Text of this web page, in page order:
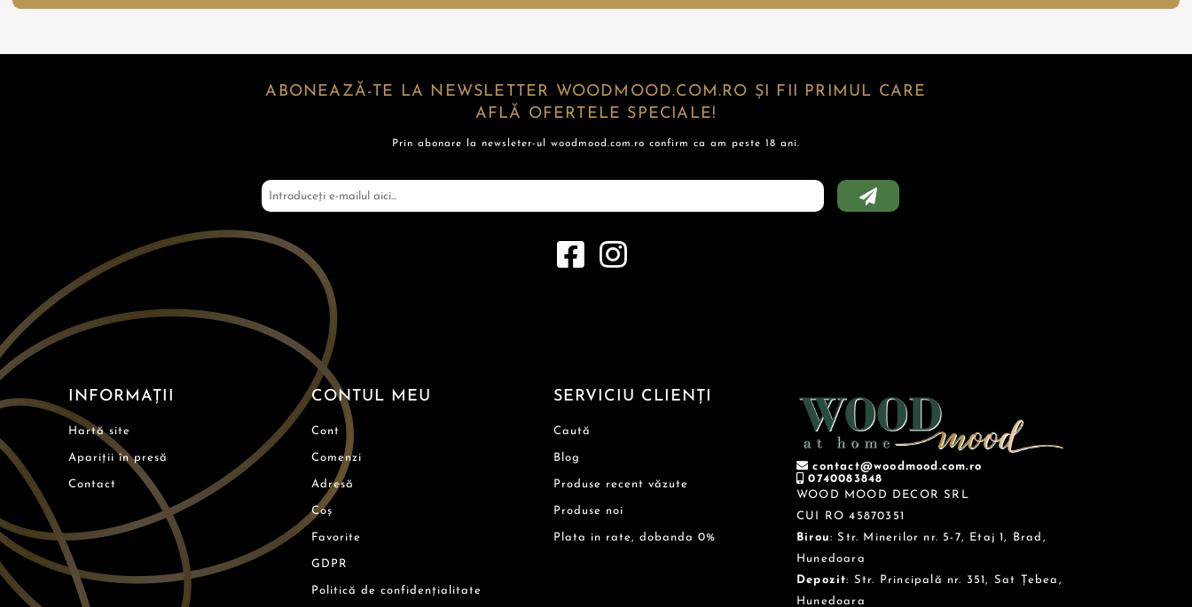
ABONEAZĂ-TE LA NEWSLETTER WOODMOOD.COM.RO ȘI FII PRIMUL CARE
AFLĂ OFERTELE SPECIALE!
Prin abonare la newsleter-ul woodmood.com.ro confirm ca am peste 18 ani.
INFORMAȚII
Hartă site
Apariții în presă
Contact
CONTUL MEU
Cont
Comenzi
Adresă
Coș
Favorite
GDPR
Politică de confidențialitate
SERVICIU CLIENȚI
Caută
Blog
Produse recent văzute
Produse noi
Plata in rate, dobanda 0%
contact@woodmood.com.ro
0740083848
WOOD MOOD DECOR SRL
CUI RO 45870351
Birou: Str. Minerilor nr. 5-7, Etaj 1, Brad,
Hunedoara
Depozit: Str. Principală nr. 351, Sat Țebea,
Hunedoara